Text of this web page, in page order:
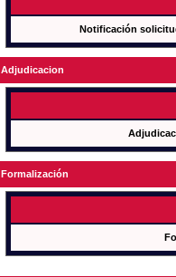
Notificación
Adjudicacion
Formalización